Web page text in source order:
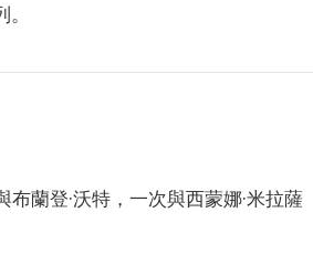
布蘭登·沃特，一次與西蒙娜·米拉薩